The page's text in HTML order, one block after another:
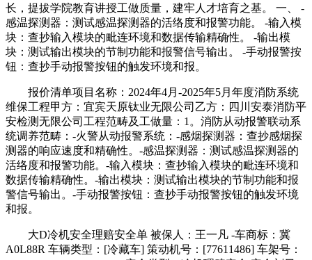
长，提拔学院教育讲授工做质量，建牢人才培育之基。 一、 -
感温探测器：测试感温探测器的活络度和报警功能。 -输入模
块：查抄输入模块的毗连环境和数据传输精确性。 -输出模
块：测试输出模块的节制功能和报警信号输出。 -手动报警按
钮：查抄手动报警按钮的触发环境和报。
报价清单项目名称：2024年4月-2025年5月年度消防系统
维保工程甲方：宜宾天原钛业无限公司乙方：四川安泰消防平
安检测无限公司工程范畴及工做量：1。消防从动报警联动系
统调养范畴：-火警从动报警系统：-感烟探测器：查抄感烟探
测器的响应速度和精确性。-感温探测器：测试感温探测器的
活络度和报警功能。-输入模块：查抄输入模块的毗连环境和
数据传输精确性。-输出模块：测试输出模块的节制功能和报
警信号输出。-手动报警按钮：查抄手动报警按钮的触发环境
和报。
大D冷机安全理赔安全单 被保人：王一凡 -车商标：冀
A0L88R 车辆类型：[冷藏车] 策动机号：[77611486] 车架号：